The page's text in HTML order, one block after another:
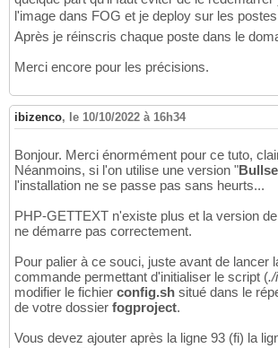
l'image dans FOG et je deploy sur les postes
Après je réinscris chaque poste dans le
Merci encore pour les précisions.
ibizenco, le 10/10/2022 à 16h34
Bonjour. Merci énormément pour ce tuto,
Néanmoins, si l'on utilise une version "
l'installation ne se passe pas sans heurts...
PHP-GETTEXT n'existe plus et la version
ne démarre pas correctement.
Pour palier à ce souci, juste avant de lancer
commande permettant d'initialiser le script (./
modifier le fichier config.sh situé dans le
de votre dossier fogproject.
Vous devez ajouter après la ligne 93 (fi) la